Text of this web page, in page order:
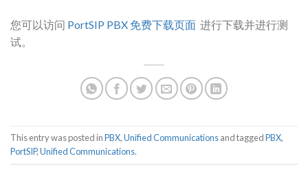
您可以访问 PortSIP PBX 免费下载页面 进行下载并进行测
试。
This entry was posted inPBX,Unified Communicationsand taggedPBX,
PortSIP,Unified Communications.